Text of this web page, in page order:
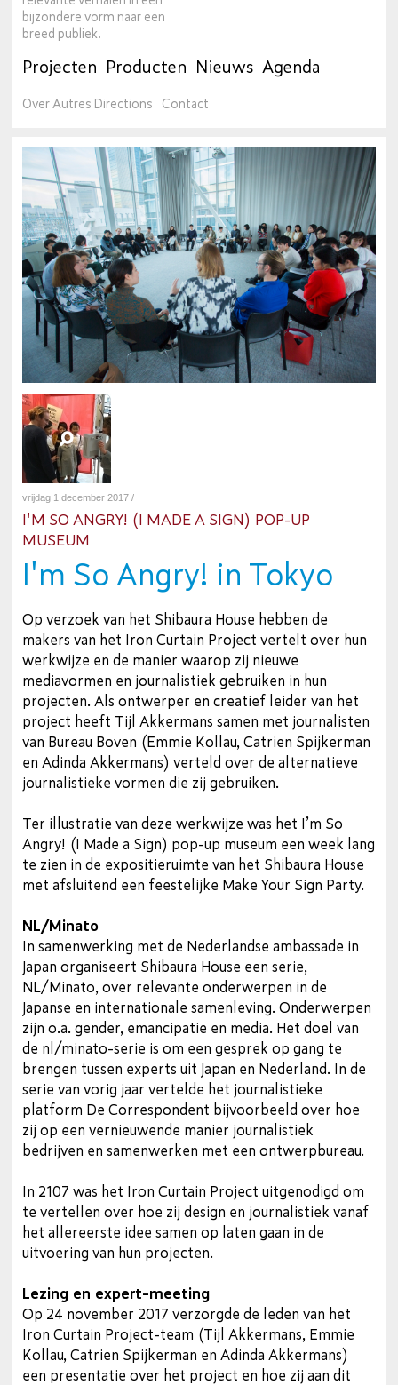
bijzondere vorm naar een
breed publiek.
Projecten Producten Nieuws Agenda
Over Autres Directions Contact
vrijdag 1 december 2017 /
I'M SO ANGRY! (I MADE A SIGN) POP-UP
MUSEUM
I'm So Angry! in Tokyo
Op verzoek van het Shibaura House hebben de
makers van het Iron Curtain Project vertelt over hun
werkwijze en de manier waarop zij nieuwe
mediavormen en journalistiek gebruiken in hun
projecten. Als ontwerper en creatief leider van het
project heeft Tijl Akkermans samen met journalisten
van Bureau Boven (Emmie Kollau, Catrien Spijkerman
en Adinda Akkermans) verteld over de alternatieve
journalistieke vormen die zij gebruiken.
Ter illustratie van deze werkwijze was het I’m So
Angry! (I Made a Sign) pop-up museum een week lang
te zien in de expositieruimte van het Shibaura House
met afsluitend een feestelijke Make Your Sign Party.
NL/Minato
In samenwerking met de Nederlandse ambassade in
Japan organiseert Shibaura House een serie,
NL/Minato, over relevante onderwerpen in de
Japanse en internationale samenleving. Onderwerpen
zijn o.a. gender, emancipatie en media. Het doel van
de nl/minato-serie is om een gesprek op gang te
brengen tussen experts uit Japan en Nederland. In de
serie van vorig jaar vertelde het journalistieke
platform De Correspondent bijvoorbeeld over hoe
zij op een vernieuwende manier journalistiek
bedrijven en samenwerken met een ontwerpbureau.
In 2107 was het Iron Curtain Project uitgenodigd om
te vertellen over hoe zij design en journalistiek vanaf
het allereerste idee samen op laten gaan in de
uitvoering van hun projecten.
Lezing en expert-meeting
Op 24 november 2017 verzorgde de leden van het
Iron Curtain Project-team (Tijl Akkermans, Emmie
Kollau, Catrien Spijkerman en Adinda Akkermans)
een presentatie over het project en hoe zij aan dit